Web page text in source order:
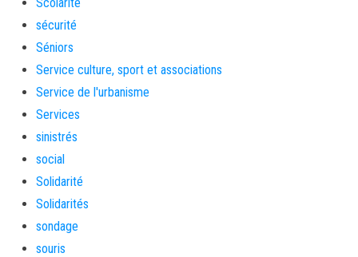
sécurité
Séniors
Service culture, sport et associations
Service de l'urbanisme
Services
sinistrés
social
Solidarité
Solidarités
sondage
souris